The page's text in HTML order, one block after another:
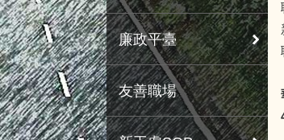
廉政平臺
友善職場